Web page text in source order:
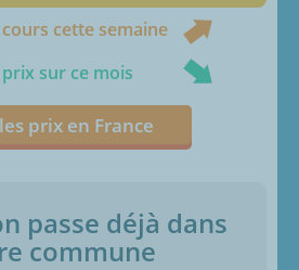
cette semaine
sur ce mois
prix en France
passe déjà dans
commune